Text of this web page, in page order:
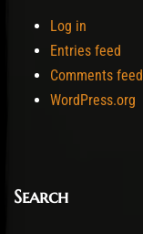
Log in
Entries feed
Comments feed
WordPress.org
Search